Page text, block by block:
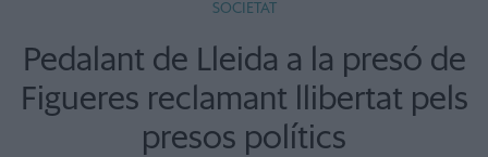
SOCIETAT
Pedalant de Lleida a la presó de
Figueres reclamant llibertat pels
presos polítics